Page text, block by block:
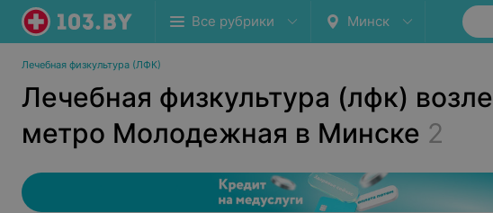
Все рубрики Минск
Лечебная физкультура (ЛФК)
Лечебная физкультура (лфк) возле
метро Молодежная в Минске 2